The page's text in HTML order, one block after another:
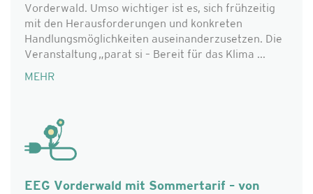
Vorderwald. Umso wichtiger ist es, sich frühzeitig
mit den Herausforderungen und konkreten
Handlungsmöglichkeiten auseinanderzusetzen. Die
Veranstaltung „parat si – Bereit für das Klima ...
MEHR
EEG Vorderwald mit Sommertarif – von